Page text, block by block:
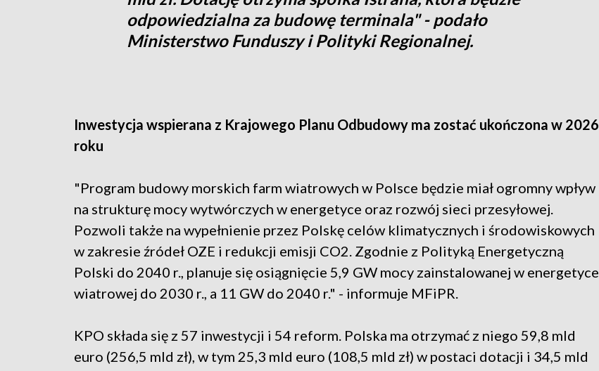
odpowiedzialna za budowę terminala" - podało
Ministerstwo Funduszy i Polityki Regionalnej.
Inwestycja wspierana z Krajowego Planu Odbudowy ma zostać ukończona w 2026
roku
"Program budowy morskich farm wiatrowych w Polsce będzie miał ogromny wpływ
na strukturę mocy wytwórczych w energetyce oraz rozwój sieci przesyłowej.
Pozwoli także na wypełnienie przez Polskę celów klimatycznych i środowiskowych
w zakresie źródeł OZE i redukcji emisji CO2. Zgodnie z Polityką Energetyczną
Polski do 2040 r., planuje się osiągnięcie 5,9 GW mocy zainstalowanej w energetyce
wiatrowej do 2030 r., a 11 GW do 2040 r." - informuje MFiPR.
KPO składa się z 57 inwestycji i 54 reform. Polska ma otrzymać z niego 59,8 mld
euro (256,5 mld zł), w tym 25,3 mld euro (108,5 mld zł) w postaci dotacji i 34,5 mld